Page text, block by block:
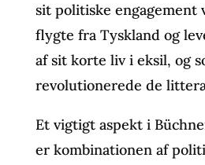
sit politiske engagement
flygte fra Tyskland og
af sit korte liv i eksil, og
revolutionerede de
Et vigtigt aspekt i
er kombinationen af